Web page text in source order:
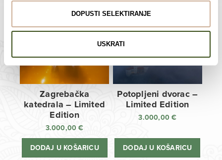
DOPUSTI SELEKTIRANJE
USKRATI
Limited Edition Fotografije
Zagrebačka
katedrala – Limited
Edition
3.000,00€
DODAJ U KOŠARICU
Potopljeni dvorac –
Limited Edition
3.000,00€
DODAJ U KOŠARICU